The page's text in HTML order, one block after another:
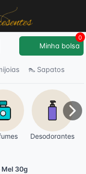
👠 Sapatos
Minha bolsa
0
Desodorantes
Mel 30g